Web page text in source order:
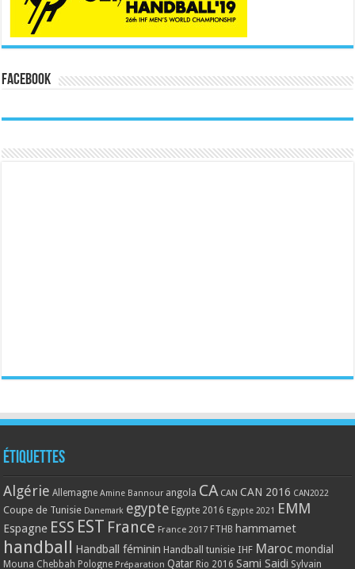
Facebook
Étiquettes
Algérie Allemagne Amine Bannour angola CA CAN CAN 2016 CAN2022
Coupe de Tunisie Danemark egypte Egypte 2016 Egypte 2021 EMM
Espagne ESS EST France France 2017 FTHB hammamet
handball Handball féminin Handball tunisie IHF Maroc mondial
Mouna Chebbah Pologne Préparation Qatar Rio 2016 Sami Saidi Sylvain